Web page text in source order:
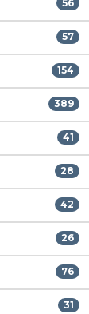
56
57
154
389
41
28
42
26
76
31